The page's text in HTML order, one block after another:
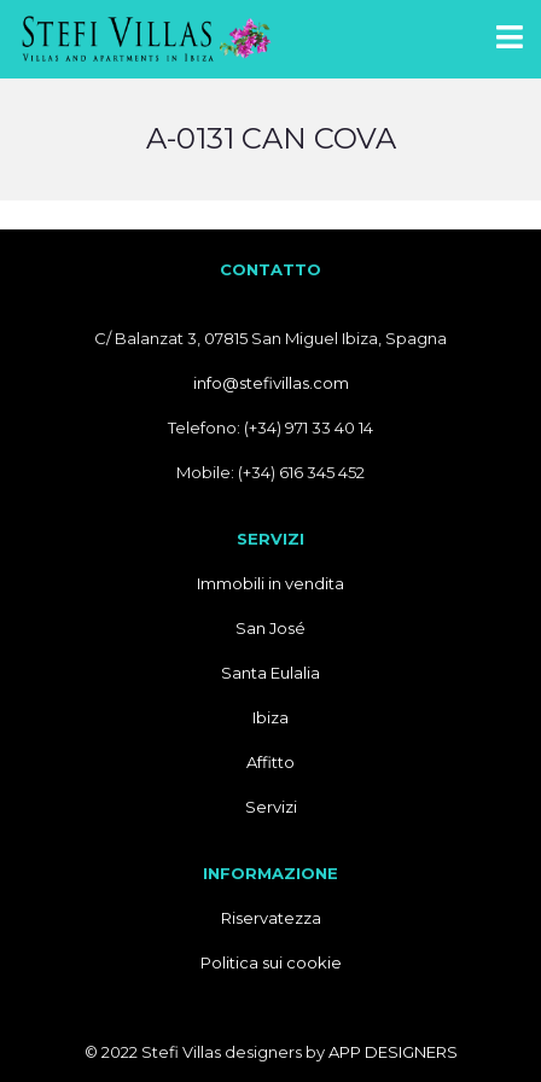
A-0131 CAN COVA
CONTATTO
C/ Balanzat 3, 07815 San Miguel Ibiza, Spagna
info@stefivillas.com
Telefono: (+34) 971 33 40 14
Mobile: (+34) 616 345 452
SERVIZI
Immobili in vendita
San José
Santa Eulalia
Ibiza
Affitto
Servizi
INFORMAZIONE
Riservatezza
Politica sui cookie
© 2022 Stefi Villas designers byAPP DESIGNERS